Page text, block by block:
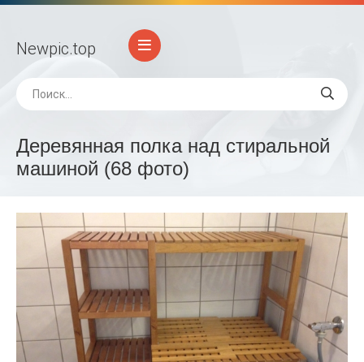
Newpic.top
Деревянная полка над стиральной
машиной (68 фото)